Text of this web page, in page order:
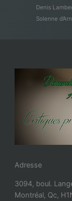
Denis
Solenne
Adresse
3094, boul.
Montréal, Qc,